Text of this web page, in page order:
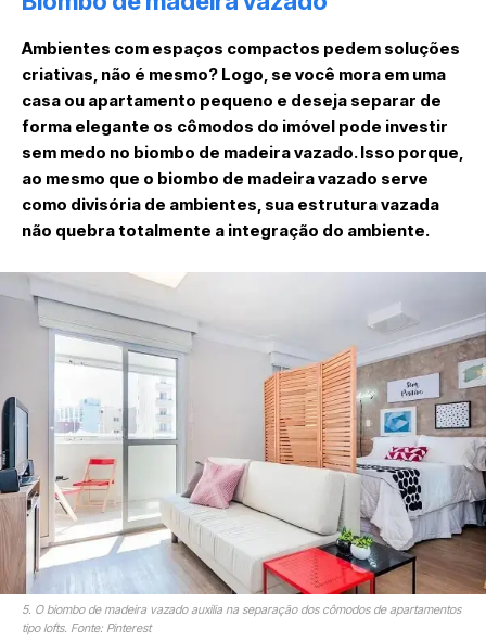
Ambientes com espaços compactos pedem soluções
criativas, não é mesmo? Logo, se você mora em uma
casa ou apartamento pequeno e deseja separar de
forma elegante os cômodos do imóvel pode investir
sem medo no biombo de madeira vazado. Isso porque,
ao mesmo que o biombo de madeira vazado serve
como divisória de ambientes, sua estrutura vazada
não quebra totalmente a integração do ambiente.
5. O biombo de madeira vazado auxilia na separação dos cômodos de apartamentos
tipo lofts. Fonte: Pinterest